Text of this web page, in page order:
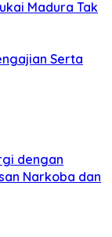
Madura Tak
Serta
dengan
Narkoba dan